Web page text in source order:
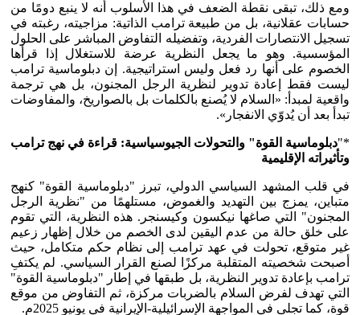
ومع ذلك، تبقى نقطة الضعف في هذا الأسلوب أنه لا ينبع دومًا من
حسابات عقلانية، بل من طبيعة ترامب الذاتية: مزاجيته، رغبته في
تسجيل الانتصارات الفردية، وتفضيله التفاوض المباشر على الحلول
المؤسسية. وهو ما يجعل النظرية عرضة للاستغلال إذا قرأها
الخصوم على أنها رد فعل وليس استراتيجية. إن دبلوماسية ترامب
ليست فقط إعادة تدوير لنظرية الرجل المجنون، بل هي ترجمة
واقعية لمبدأ: «السلام لا يُصنع بالكلمات بل بالصواريخ، والمفاوضات
تبدأ بعد أن يُدوّي الانفجار».
*"دبلوماسية القوة" والتحولات الجيوسياسية: قراءة في نهج ترامب
وتأثيراته الإقليمية
في قلب المشهد السياسي الدولي، تبرز "دبلوماسية القوة" كنهج
متباين، يمزج بين التهديد والغموض، مستلهمًا من "نظرية الرجل
المجنون" التي صاغها نيكسون وكيسنجر. هذه النظرية، التي تقوم
على خلق حالة من عدم اليقين لدى الخصم من خلال إظهار زعيم
غير متوقع، تحولت في عهد ترامب إلى نظام حكم متكامل، حيث
أصبحت شخصيته المتقلبة مركزًا لصنع القرار السياسي. لم يكتفِ
ترامب بإعادة تدوير النظرية، بل طبقها في إطار "دبلوماسية القوة"
التي تهدف لفرض السلام بالضربات مركزة، ثم التفاوض من موقع
قوة، كما تجلى في المواجهة الإسرائيلية-الإيرانية في يونيو 2025م.